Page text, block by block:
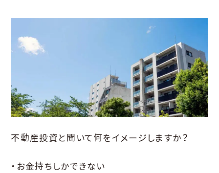
不動産投資と聞いて何をイメージしますか？
・お金持ちしかできない